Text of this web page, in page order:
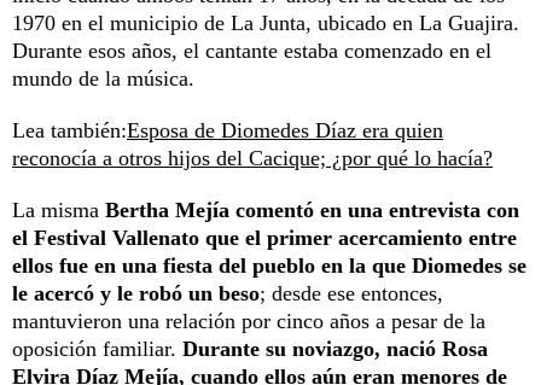
1970 en el municipio de La Junta, ubicado en La Guajira.
Durante esos años, el cantante estaba comenzado en el
mundo de la música.
Lea también:Esposa de Diomedes Díaz era quien
reconocía a otros hijos del Cacique; ¿por qué lo hacía?
La misma Bertha Mejía comentó en una entrevista con
el Festival Vallenato que el primer acercamiento entre
ellos fue en una fiesta del pueblo en la que Diomedes se
le acercó y le robó un beso; desde ese entonces,
mantuvieron una relación por cinco años a pesar de la
oposición familiar. Durante su noviazgo, nació Rosa
Elvira Díaz Mejía, cuando ellos aún eran menores de